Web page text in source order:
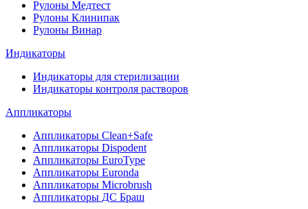
Рулоны Медтест
Рулоны Клинипак
Рулоны Винар
Индикаторы
Индикаторы для стерилизации
Индикаторы контроля растворов
Аппликаторы
Аппликаторы Clean+Safe
Аппликаторы Dispodent
Аппликаторы EuroType
Аппликаторы Euronda
Аппликаторы Microbrush
Аппликаторы ДС Браш